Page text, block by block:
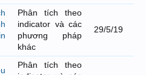
Phân tích theo
indicator và các
phương pháp
khác
29/5/19
Phân tích theo